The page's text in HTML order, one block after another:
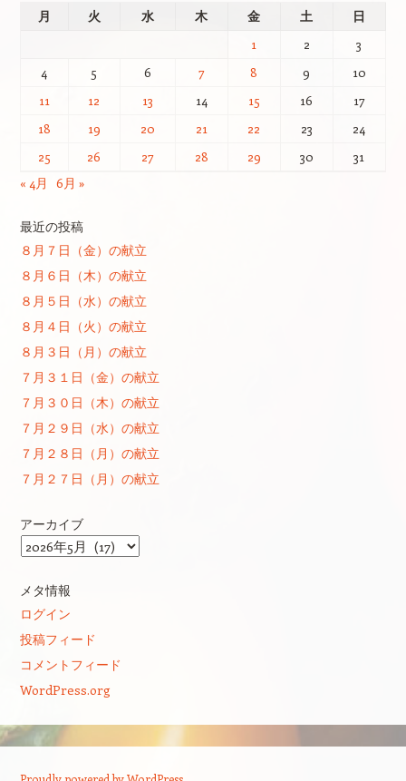
月
火 水 木 金 土
日
1
2
3
4
5 6 7 8 9
10
11
12 13 14 15 16
17
18
19 20 21 22 23
24
25
26 27 28 29 30
31
« 4月
6月 »
最近の投稿
８月７日（金）の献立
８月６日（木）の献立
８月５日（水）の献立
８月４日（火）の献立
８月３日（月）の献立
７月３１日（金）の献立
７月３０日（木）の献立
７月２９日（水）の献立
７月２８日（月）の献立
７月２７日（月）の献立
アーカイブ
ア
カ
イ
ブ
メタ情報
ログイン
投稿フィード
コメントフィード
WordPress.org